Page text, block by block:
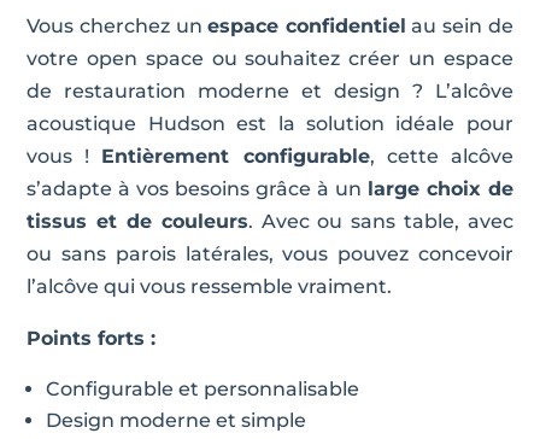
Vous cherchez unespace confidentiel au sein de
votre open space ou souhaitez créer un espace
de restauration moderne et design ? L’alcôve
acoustique Hudson est la solution idéale pour
vous ! Entièrement configurable, cette alcôve
s’adapte à vos besoins grâce à un large choix de
tissus et de couleurs. Avec ou sans table, avec
ou sans parois latérales, vous pouvez concevoir
l’alcôve qui vous ressemble vraiment.
Points forts :
Configurable et personnalisable
Design moderne et simple